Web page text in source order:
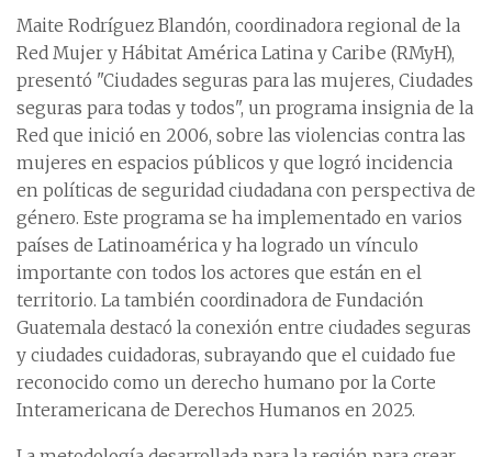
Maite Rodríguez Blandón, coordinadora regional de la
Red Mujer y Hábitat América Latina y Caribe (RMyH),
presentó "Ciudades seguras para las mujeres, Ciudades
seguras para todas y todos", un programa insignia de la
Red que inició en 2006, sobre las violencias contra las
mujeres en espacios públicos y que logró incidencia
en políticas de seguridad ciudadana con perspectiva de
género. Este programa se ha implementado en varios
países de Latinoamérica y ha logrado un vínculo
importante con todos los actores que están en el
territorio. La también coordinadora de Fundación
Guatemala destacó la conexión entre ciudades seguras
y ciudades cuidadoras, subrayando que el cuidado fue
reconocido como un derecho humano por la Corte
Interamericana de Derechos Humanos en 2025.